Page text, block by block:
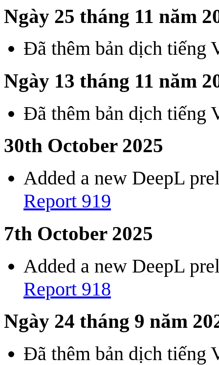
Ngày 25 tháng 11 năm
Đã thêm bản dịch tiếng
Ngày 13 tháng 11 năm
Đã thêm bản dịch tiếng
30th October 2025
Added a new DeepL
Report 919
7th October 2025
Added a new DeepL
Report 918
Ngày 24 tháng 9 năm
Đã thêm bản dịch tiếng